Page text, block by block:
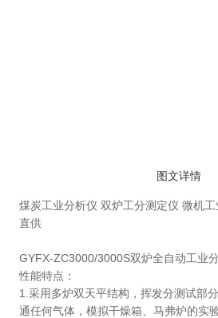
图文详情
煤炭工业分析仪 双炉工分测定仪 微机
直供
GYFX-ZC3000/3000S双炉全自动工业
性能特点：
1. 采用多炉双天平结构，挥发分测试部
通任何气体，模拟干燥箱、马弗炉的实